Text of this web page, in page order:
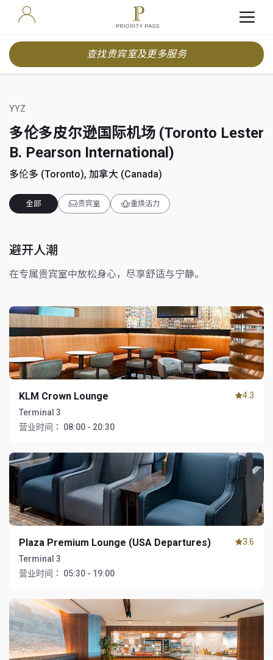
查找贵宾室及更多服务
YYZ
多伦多皮尔逊国际机场 (Toronto Lester
B. Pearson International)
多伦多 (Toronto), 加拿大 (Canada)
全部 贵宾室 重焕活力
避开人潮
在专属贵宾室中放松身心，尽享舒适与宁静。
KLM Crown Lounge
Terminal 3
营业时间：
08:00 - 20:30
4.3
Plaza Premium Lounge (USA Departures)
Terminal 3
营业时间：
05:30 - 19:00
3.6